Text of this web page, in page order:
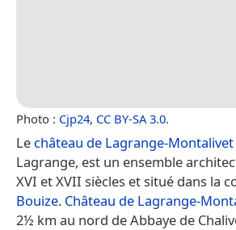
Photo : Cjp24, CC BY-SA 3.0.
Le château de Lagrange-Montalivet
Lagrange, est un ensemble
XVI et XVII siècles et situé dans la
Bouize. Château de Lagrange-
2½ km au nord de Abbaye de